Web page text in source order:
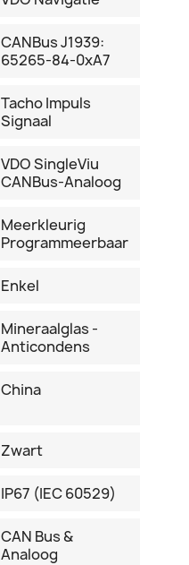
CANBus J1939:
65265-84-0xA7
Tacho Impuls
Signaal
VDO SingleViu
CANBus-Analoog
Meerkleurig
Programmeerbaar
Enkel
Mineraalglas -
Anticondens
China
Zwart
IP67 (IEC 60529)
CAN Bus &
Analoog